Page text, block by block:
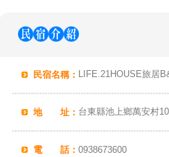
民宿名稱： LIFE.21HOUSE旅居
地 址： 台東縣池上鄉萬安村
電 話： 0938673600